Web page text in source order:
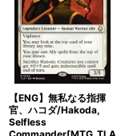
【ENG】無私なる指揮
官、ハコダ/Hakoda,
Selfless